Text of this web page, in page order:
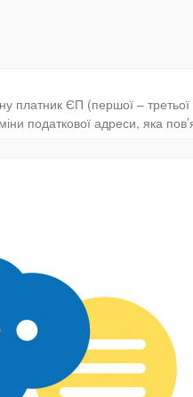
платник ЄП (першої –
податкової адреси, яка